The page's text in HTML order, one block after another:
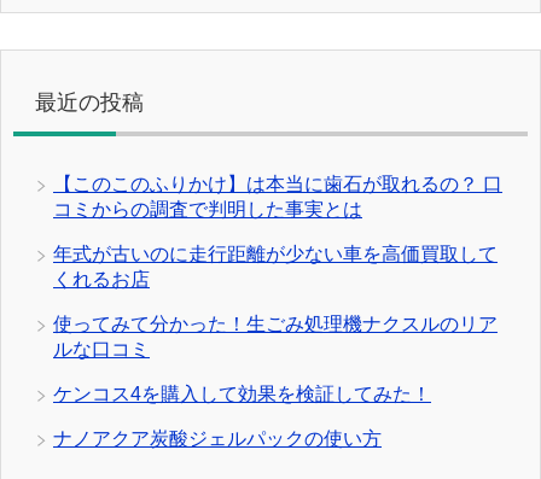
最近の投稿
【このこのふりかけ】は本当に歯石が取れるの？ 口
コミからの調査で判明した事実とは
年式が古いのに走行距離が少ない車を高価買取して
くれるお店
使ってみて分かった！生ごみ処理機ナクスルのリア
ルな口コミ
ケンコス4を購入して効果を検証してみた！
ナノアクア炭酸ジェルパックの使い方